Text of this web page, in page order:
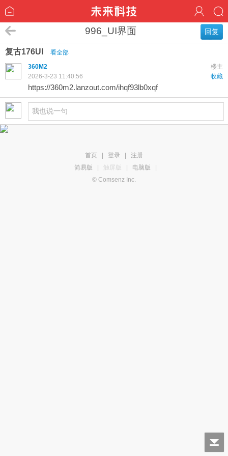
回复
996_UI界面
复古176UI
看全部
楼主
360M2
收藏
2026-3-23 11:40:56
https://360m2.lanzout.com/ihqf93lb0xqf
首页 登录
注册
简易版
触屏版 电脑版
© Comsenz Inc.